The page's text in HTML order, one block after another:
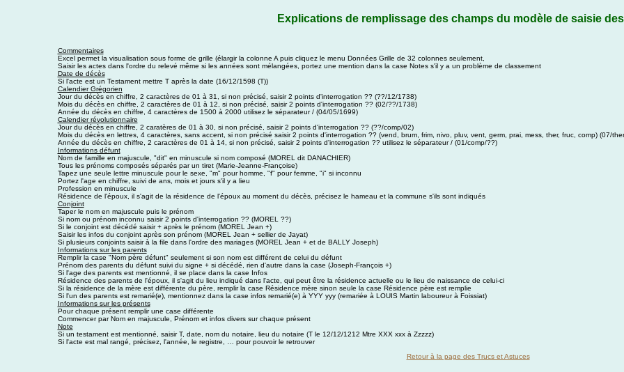
Explications de remplissage des champs du modèle de saisie
Commentaires
Excel permet la visualisation sous forme de grille (élargir la colonne A puis cliquez le menu Données Grille de 32 colonnes seulement,
Saisir les actes dans l'ordre du relevé même si les années sont mélangées, portez une mention dans la case Notes s'il y a un problème de classement
Date de décès
Si l'acte est un Testament mettre T après la date (16/12/1598 (T))
Calendier Grégorien
Jour du décès en chiffre, 2 caractères de 01 à 31, si non précisé, saisir 2 points d'interrogation ?? (??/12/1738)
Mois du décès en chiffre, 2 caractères de 01 à 12, si non précisé, saisir 2 points d'interrogation ?? (02/??/1738)
Année du décès en chiffre, 4 caractères de 1500 à 2000 utilisez le séparateur / (04/05/1699)
Calendier révolutionnaire
Jour du décès en chiffre, 2 caratères de 01 à 30, si non précisé, saisir 2 points d'interrogation ?? (??/comp/02)
Mois du décès en lettres, 4 caractères, sans accent, si non précisé saisir 2 points d'interrogation ?? (vend, brum, frim, nivo, pluv, vent, germ, prai, mess, ther, fruc, comp) (07/
Année du décès en chiffre, 2 caractères de 01 à 14, si non précisé, saisir 2 points d'interrogation ?? utilisez le séparateur / (01/comp/??)
Informations défunt
Nom de famille en majuscule, "dit" en minuscule si nom composé (MOREL dit DANACHIER)
Tous les prénoms composés séparés par un tiret (Marie-Jeanne-Françoise)
Tapez une seule lettre minuscule pour le sexe, "m" pour homme, "f" pour femme, "i" si inconnu
Portez l'age en chiffre, suivi de ans, mois et jours s'il y a lieu
Profession en minuscule
Résidence de l'époux, il s'agit de la résidence de l'époux au moment du décès, précisez le hameau et la commune s'ils sont indiqués
Conjoint
Taper le nom en majuscule puis le prénom
Si nom ou prénom inconnu saisir 2 points d'interrogation ?? (MOREL ??)
Si le conjoint est décédé saisir + après le prénom (MOREL Jean +)
Saisir les infos du conjoint après son prénom (MOREL Jean + sellier de Jayat)
Si plusieurs conjoints saisir à la file dans l'ordre des mariages (MOREL Jean + et de BALLY Joseph)
Informations sur les parents
Remplir la case "Nom père défunt" seulement si son nom est différent de celui du défunt
Prénom des parents du défunt suivi du signe + si décédé, rien d'autre dans la case (Joseph-François +)
Si l'age des parents est mentionné, il se place dans la case Infos
Résidence des parents de l'époux, il s'agit du lieu indiqué dans l'acte, qui peut être la résidence actuelle ou le lieu de naissance de celui-ci
Si la résidence de la mère est différente du père, remplir la case Résidence mère sinon seule la case Résidence père est remplie
Si l'un des parents est remarié(e), mentionnez dans la case infos remarié(e) à YYY yyy (remariée à LOUIS Martin laboureur à Foissiat)
Informations sur les présents
Pour chaque présent remplir une case différente
Commencer par Nom en majuscule, Prénom et infos divers sur chaque présent
Note
Si un testament est mentionné, saisir T, date, nom du notaire, lieu du notaire (T le 12/12/1212 Mtre XXX xxx à Zzzzz)
Si l'acte est mal rangé, précisez, l'année, le registre, … pour pouvoir le retrouver
Retour à la page des Trucs et Astuces